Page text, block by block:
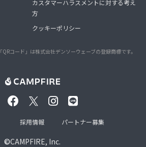
カスタマーハラスメントに対する考え
方
クッキーポリシー
「QRコード」は株式会社デンソーウェーブの登録商標です。
©CAMPFIRE, Inc.
採用情報 パートナー募集